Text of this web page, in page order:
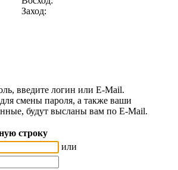
Заход:
введите логин или E-Mail.
смены пароля, а также ваши
будут высланы вам по E-Mail.
строку
или